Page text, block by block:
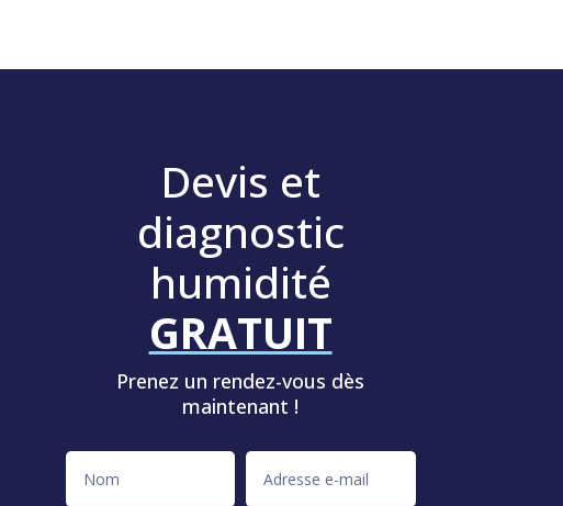
Devis et
diagnostic
humidité
GRATUIT
Prenez un rendez-vous dès
maintenant !